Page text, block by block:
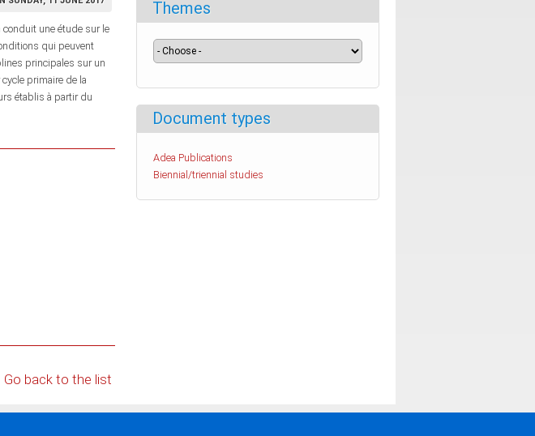
conduit une étude sur le
qui peuvent
principales sur un
primaire de la
établis à partir du
Go back to the list
Themes
Document types
Adea Publications
Biennial/triennial studies